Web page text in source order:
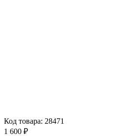
Код товара: 28471
1 600 ₽